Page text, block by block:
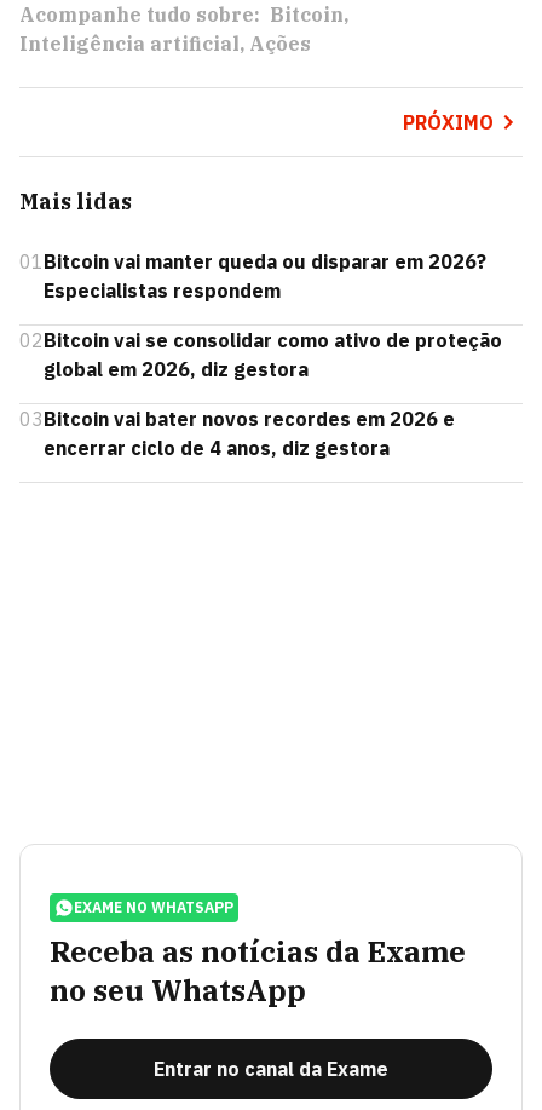
Acompanhe tudo sobre: Bitcoin
Inteligência artificial Ações
PRÓXIMO
Mais lidas
01Bitcoin vai manter queda ou disparar em 2026?
Especialistas respondem
02Bitcoin vai se consolidar como ativo de proteção
global em 2026, diz gestora
03Bitcoin vai bater novos recordes em 2026 e
encerrar ciclo de 4 anos, diz gestora
EXAME NO WHATSAPP
Receba as notícias da Exame
no seu WhatsApp
Entrar no canal da Exame